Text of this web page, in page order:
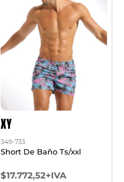
XY
349-733
Short De Baño Ts/xxl
$17.772,52+IVA